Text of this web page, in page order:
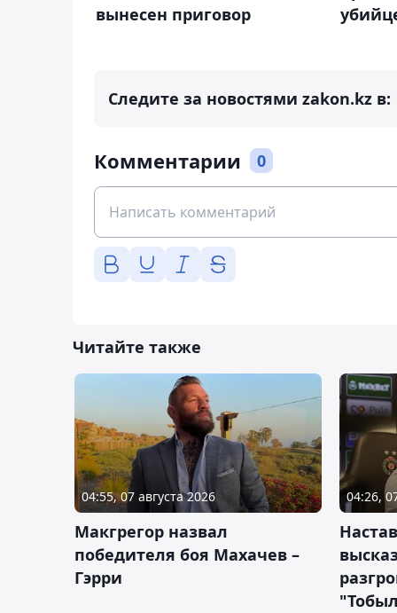
вынесен приговор
Следите за новостями zakon.kz в:
Комментарии 0
Читайте также
04:55, 07 августа 2026
Макгрегор назвал
победителя боя Махачев –
Гэрри
04:26,